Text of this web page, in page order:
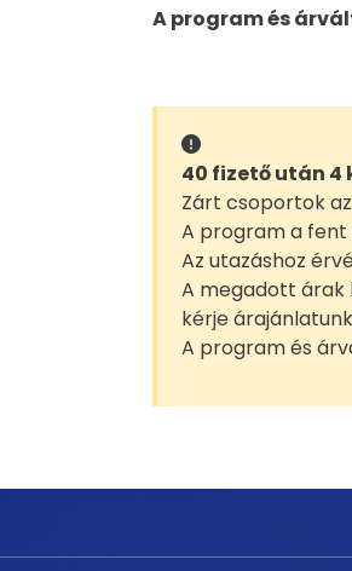
A program és
40 fizető után 4
Zárt csoportok
A program a
Az utazáshoz
A megadott árak
kérje
A program és